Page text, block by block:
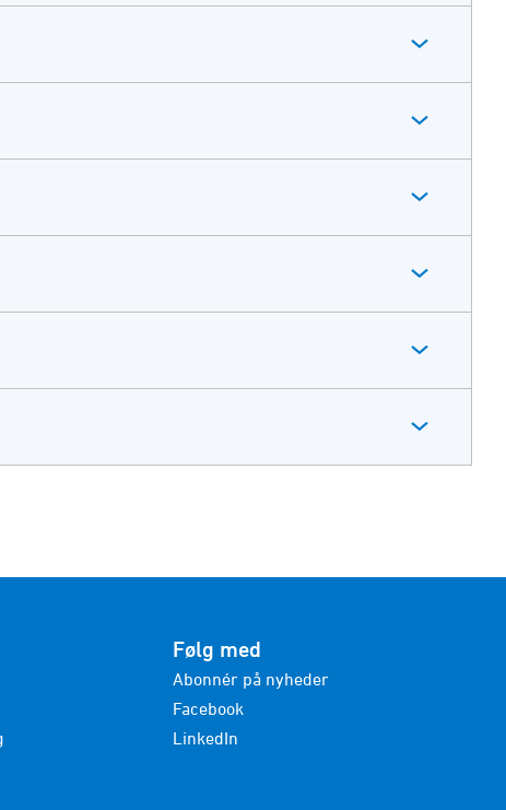
Følg med
Abonnér på nyheder
Facebook
LinkedIn